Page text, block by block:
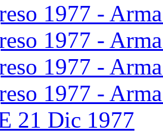
1977 -
1977 -
1977 -
1977 -
21 Dic 1977